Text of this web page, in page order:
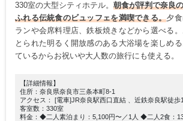
330室の大型シティホテル。 朝食が評判で奈良
ふれる伝統食のビュッフェを満喫できる。夕
ランや会席料理店、鉄板焼きなどから選べる
とられた明るく開放感のある大浴場を楽しめ
ているからお祝いや大人数の旅行にも使える。
【詳細情報】
住所：奈良県奈良市三条本町8-1
アクセス： [電車]JR奈良駅西口直結 、近鉄奈良駅徒歩
客室数：330室
料金：◆二人素泊まり：5,100円〜／1人 ◆二人2食：